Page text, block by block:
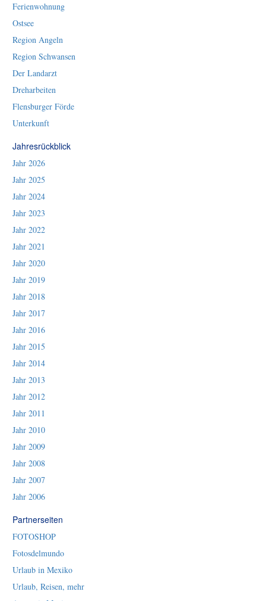
Ferienwohnung
Ostsee
Region Angeln
Region Schwansen
Der Landarzt
Dreharbeiten
Flensburger Förde
Unterkunft
Jahresrückblick
Jahr 2026
Jahr 2025
Jahr 2024
Jahr 2023
Jahr 2022
Jahr 2021
Jahr 2020
Jahr 2019
Jahr 2018
Jahr 2017
Jahr 2016
Jahr 2015
Jahr 2014
Jahr 2013
Jahr 2012
Jahr 2011
Jahr 2010
Jahr 2009
Jahr 2008
Jahr 2007
Jahr 2006
Partnerseiten
FOTOSHOP
Fotosdelmundo
Urlaub in Mexiko
Urlaub, Reisen, mehr